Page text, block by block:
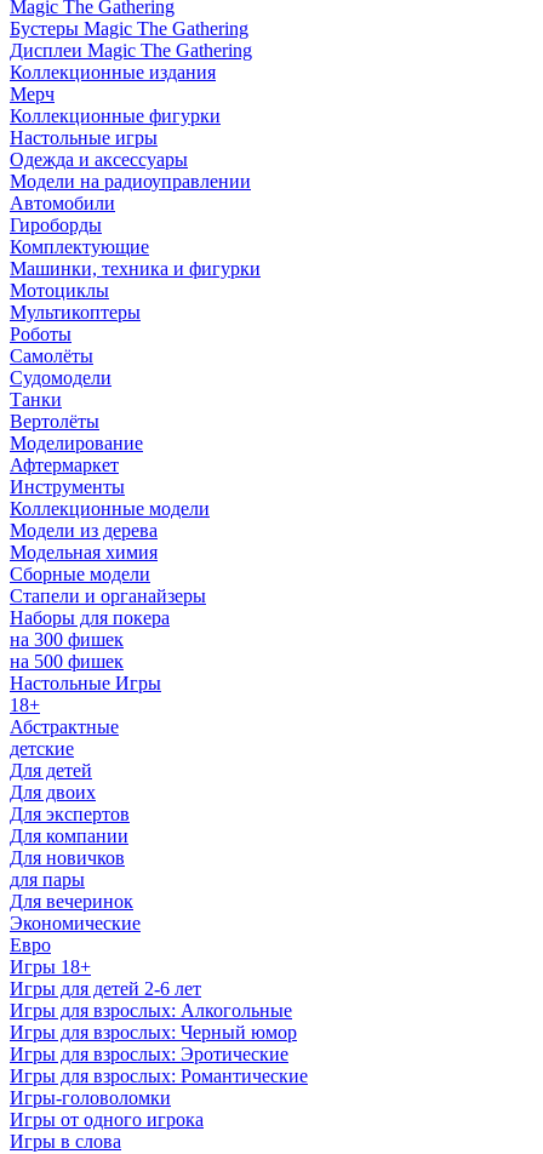
Magic The Gathering
Бустеры Magic The Gathering
Дисплеи Magic The Gathering
Коллекционные издания
Мерч
Коллекционные фигурки
Настольные игры
Одежда и аксессуары
Модели на радиоуправлении
Автомобили
Гироборды
Комплектующие
Машинки, техника и фигурки
Мотоциклы
Мультикоптеры
Роботы
Самолёты
Судомодели
Танки
Вертолёты
Моделирование
Афтермаркет
Инструменты
Коллекционные модели
Модели из дерева
Модельная химия
Сборные модели
Стапели и органайзеры
Наборы для покера
на 300 фишек
на 500 фишек
Настольные Игры
18+
Абстрактные
детские
Для детей
Для двоих
Для экспертов
Для компании
Для новичков
для пары
Для вечеринок
Экономические
Евро
Игры 18+
Игры для детей 2-6 лет
Игры для взрослых: Алкогольные
Игры для взрослых: Черный юмор
Игры для взрослых: Эротические
Игры для взрослых: Романтические
Игры-головоломки
Игры от одного игрока
Игры в слова